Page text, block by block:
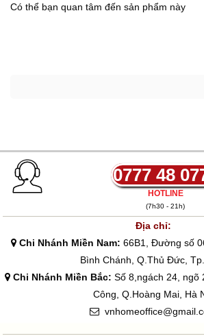
Có thể bạn quan tâm đến sản phẩm này
0777 48
HOTLINE
(7h30 - 21h)
Địa chỉ:
Chi Nhánh Miền Nam: 66B1, Đường số
Bình Chánh, Q.Thủ Đức,
Chi Nhánh Miền Bắc: Số 8,ngách 24, ngõ
Công, Q.Hoàng Mai, Hà